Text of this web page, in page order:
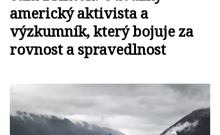
americký aktivista a
výzkumník, který bojuje za
rovnost a spravedlnost